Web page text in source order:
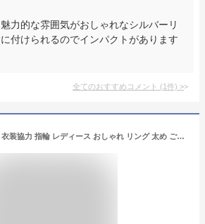
力的な雰囲気がおしゃれなシルバーリ
付けられるのでインパクトがあります
全てのおすすめコメント (1件) >
在庫限り TV番組 衣装協力 指輪 レディース おしゃれ リング 太め ごつめ シルバー k18 仕上げ 【belua-bulky-ring べネック・バルキー】 重ねづけ リング ワイド 幅広 ゴールド 18金 シルバー925 シンプル 大ぶり リング 指輪 親指 メンズ シルバーリング ニッケルフリー